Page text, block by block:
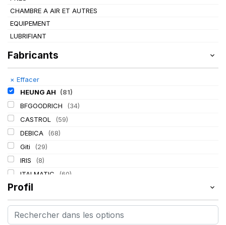
CHAMBRE A AIR ET AUTRES
EQUIPEMENT
LUBRIFIANT
Fabricants
× Effacer
HEUNG AH
(81)
BFGOODRICH
(34)
CASTROL
(59)
DEBICA
(68)
Giti
(29)
IRIS
(8)
ITALMATIC
(60)
KLEBER
LASSA (174)
LING LONG
(152)
Profil